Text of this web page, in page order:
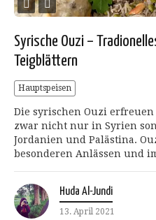
Syrische Ouzi –
Teigblättern
Hauptspeisen
Die syrischen Ouzi
zwar nicht nur in Syrien
Jordanien und Palästina.
besonderen Anlässen und
Huda Al-Jundi
13. April 2021